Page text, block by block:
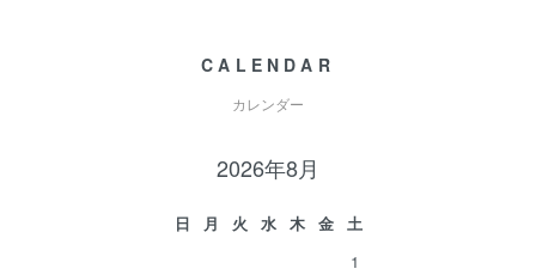
CALENDAR
カレンダー
2026年8月
日 月 火 水 木 金
土
1